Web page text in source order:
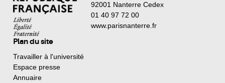
92001 Nanterre Cedex
01 40 97 72 00
www.parisnanterre.fr
Plan du site
Travailler à l'université
Espace presse
Annuaire